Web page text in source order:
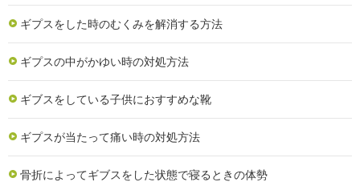
ギプスをした時のむくみを解消する方法
ギプスの中がかゆい時の対処方法
ギブスをしている子供におすすめな靴
ギプスが当たって痛い時の対処方法
骨折によってギブスをした状態で寝るときの体勢